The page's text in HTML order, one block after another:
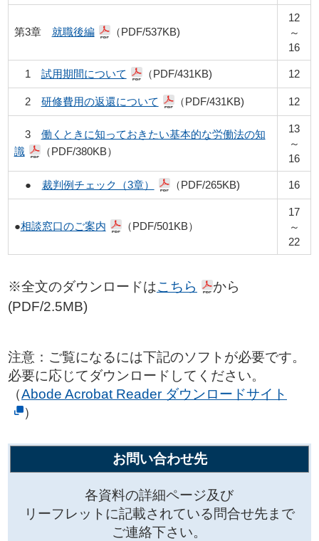
第3章 就職後編 （PDF/537KB)
12
～
16
1 試用期間について （PDF/431KB) 12
2 研修費用の返還について （PDF/431KB) 12
3 働くときに知っておきたい基本的な労働法の知
識
（PDF/380KB）
13
～
16
● 裁判例チェック（3章） （PDF/265KB) 16
●相談窓口のご案内 （PDF/501KB）
17
～
22
※全文のダウンロードはこちら
から
(PDF/2.5MB)
注意：ご覧になるには下記のソフトが必要です。
必要に応じてダウンロードしてください。
（Abode Acrobat Reader ダウンロードサイト
）
お問い合わせ先
各資料の詳細ページ及び
リーフレットに記載されている問合せ先まで
ご連絡下さい。